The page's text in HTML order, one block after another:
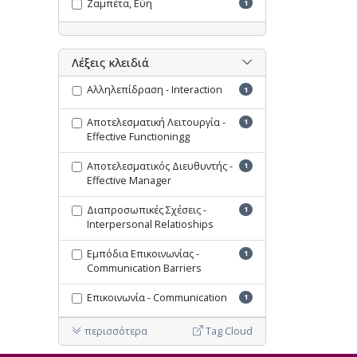
Ζαμπέτα, Εύη 1
Λέξεις κλειδιά
Αλληλεπίδραση - Interaction 1
Αποτελεσματική Λειτουργία -
Effective Functioningg
1
Αποτελεσματικός Διευθυντής -
Effective Manager
1
Διαπροσωπικές Σχέσεις -
Interpersonal Relatioships
1
Εμπόδια Επικοινωνίας -
Communication Barriers
1
Επικοινωνία - Communication 1
περισσότερα Tag Cloud